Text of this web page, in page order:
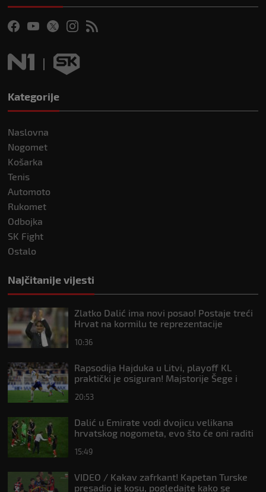
Kategorije
Naslovna
Nogomet
Košarka
Tenis
Automoto
Rukomet
Odbojka
SK Fight
Ostalo
Najčitanije vijesti
Zlatko Dalić ima novi posao! Postaje treći
Hrvat na kormilu te reprezentacije
10:36
Rapsodija Hajduka u Litvi, playoff KL
praktički je osiguran! Majstorije Šege i
20:53
Dalić u Emirate vodi dvojicu velikana
hrvatskog nogometa, evo što će oni raditi
15:49
VIDEO / Kakav zafrkant! Kapetan Turske
presadio je kosu, pogledajte kako se